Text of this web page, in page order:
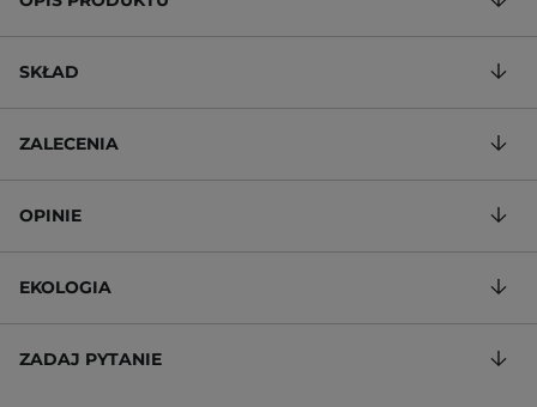
SKŁAD
ZALECENIA
OPINIE
EKOLOGIA
ZADAJ PYTANIE